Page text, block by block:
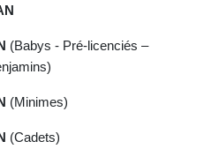
(Babys - Pré-licenciés –
(Minimes)
(Cadets)